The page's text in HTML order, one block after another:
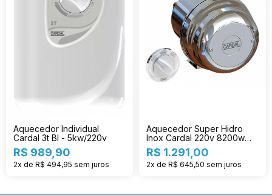
Aquecedor Individual
Cardal 3t Bl - 5kw/220v
R$ 989,90
2x de R$ 494,95 sem juros
Aquecedor Super Hidro
Inox Cardal 220v 8200w
Aq-093/2
R$ 1.291,00
2x de R$ 645,50 sem juros